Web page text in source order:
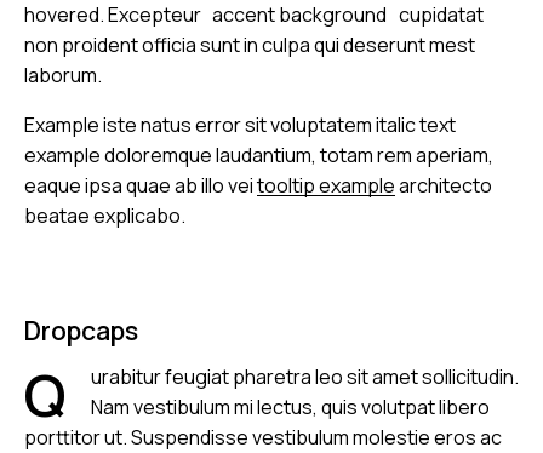
hovered. Excepteur accent background cupidatat
non proident officia sunt in culpa qui deserunt mest
laborum.
Exampleiste natus error sit voluptatem italic text
example doloremque laudantium, totam rem aperiam,
eaque ipsa quae ab illo veitooltip examplearchitecto
beatae explicabo.
Dropcaps
Q
urabitur feugiat pharetra leo sit amet sollicitudin.
Nam vestibulum mi lectus, quis volutpat libero
porttitor ut. Suspendisse vestibulum molestie eros ac